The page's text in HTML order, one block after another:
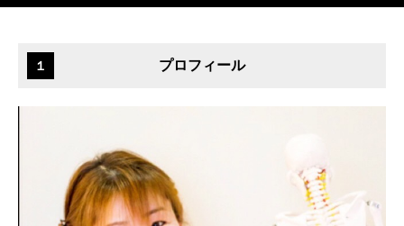
１ プロフィール